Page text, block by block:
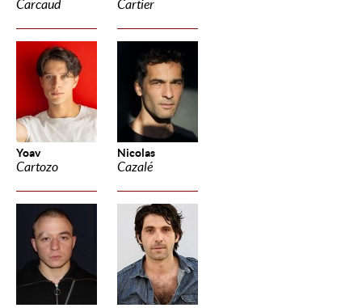
Carcaud Cartier
Yoav
Cartozo
Nicolas
Cazalé